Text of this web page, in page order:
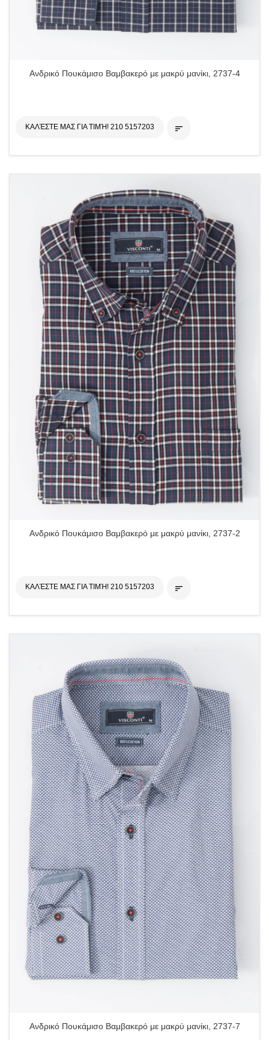
Ανδρικό Πουκάμισο Βαμβακερό με μακρύ μανίκι, 2737-4
ΚΑΛΈΣΤΕ ΜΑΣ ΓΙΑ ΤΙΜΉ! 210 5157203 
Ανδρικό Πουκάμισο Βαμβακερό με μακρύ μανίκι, 2737-2
ΚΑΛΈΣΤΕ ΜΑΣ ΓΙΑ ΤΙΜΉ! 210 5157203 
Ανδρικό Πουκάμισο Βαμβακερό με μακρύ μανίκι, 2737-7